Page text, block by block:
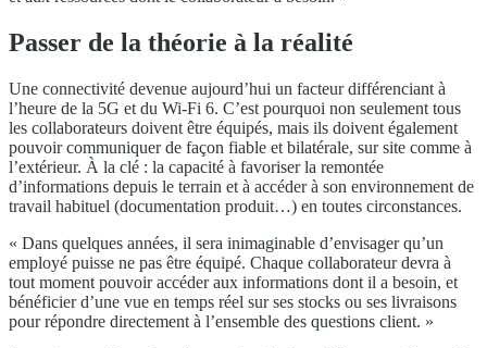
Passer de la théorie à la réalité
Une connectivité devenue aujourd’hui un facteur différenciant à
l’heure de la 5G et du Wi-Fi 6. C’est pourquoi non seulement tous
les collaborateurs doivent être équipés, mais ils doivent également
pouvoir communiquer de façon fiable et bilatérale, sur site comme à
l’extérieur. À la clé : la capacité à favoriser la remontée
d’informations depuis le terrain et à accéder à son environnement de
travail habituel (documentation produit…) en toutes circonstances.
« Dans quelques années, il sera inimaginable d’envisager qu’un
employé puisse ne pas être équipé. Chaque collaborateur devra à
tout moment pouvoir accéder aux informations dont il a besoin, et
bénéficier d’une vue en temps réel sur ses stocks ou ses livraisons
pour répondre directement à l’ensemble des questions client. »